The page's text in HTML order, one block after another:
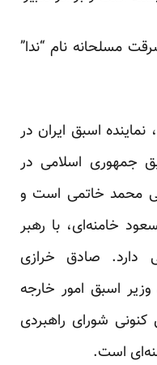
مسلحانه نام “ندا”
اسبق ایران در
جمهوری اسلامی در
محمد خاتمی است و
خامنه‌ای، با رهبر
دارد. صادق خرازی
اسبق امور خارجه
شورای راهبردی
است.